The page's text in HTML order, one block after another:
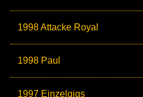
1998 Attacke Royal
1998 Paul
1997 Einzelgigs